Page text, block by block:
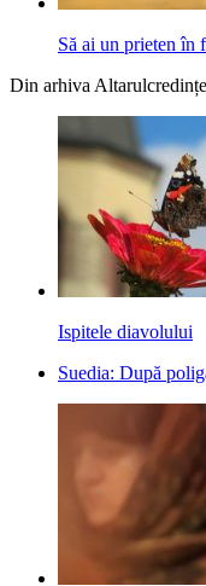
Să ai un prieten
Din arhiva
Ispitele diavolului
Suedia: După